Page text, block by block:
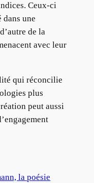
Ceux-ci
une
de la
avec leur
qui réconcilie
plus
peut aussi
la poésie